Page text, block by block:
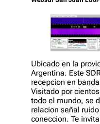
Ubicado en la
Argentina. Este
recepcion en
Visitado por
todo el mundo, se
relacion señal
coneccion. Te